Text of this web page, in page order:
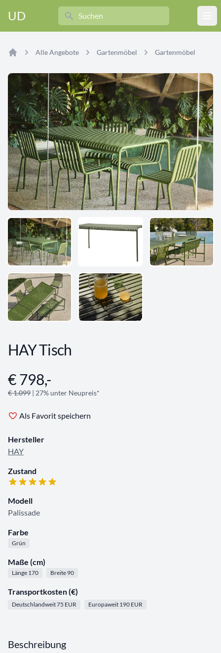
UD
Search
Alle Angebote Gartenmöbel Gartenmöbel
HAY Tisch
Angebotsinformationen
€ 798,-
€ 1.099 | 27% unter Neupreis*
Als Favorit speichern
Hersteller
HAY
Zustand
Modell
Palissade
Farbe
Grün
Maße (cm)
Länge 170 Breite 90
Transportkosten (€)
Deutschlandweit 75 EUR Europaweit 190 EUR
Beschreibung